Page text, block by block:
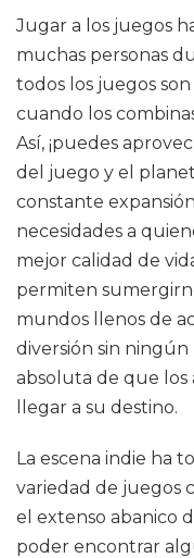
Jugar a los juegos
muchas personas
todos los juegos
cuando los
Así, ¡puedes
del juego y el
constante
necesidades a
mejor calidad de
permiten
mundos llenos de
diversión sin
absoluta de que los
llegar a su destino.
La escena indie ha
variedad de juegos
el extenso abanico
poder encontrar